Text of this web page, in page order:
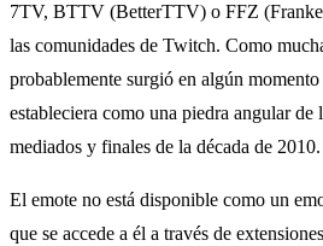
7TV, BTTV (BetterTTV) o FFZ
las comunidades de Twitch. Como
probablemente surgió en algún momento
estableciera como una piedra angular
mediados y finales de la década de 2010.
El emote no está disponible como un
que se accede a él a través de